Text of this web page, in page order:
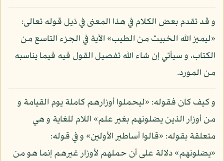
و قد تقدم بعض الكلام في هذا المعنى في ذيل قوله تعالى:
«ليميز الله الخبيث من الطيب» الآية في الجزء التاسع من
الكتاب، و سيأتي إن شاء الله تفصيل القول فيه فيما يناسبه
من المورد.
و كيف كان فقوله: «ليحملوا أوزارهم كاملة يوم القيامة و
من أوزار الذين يضلونهم بغير علم» اللام للغاية و هي
متعلقة بقوله: «قالوا أساطير الأولين» و في قوله:
«يضلونهم» دلالة على أن حملهم لأوزار غيرهم إنما هو من